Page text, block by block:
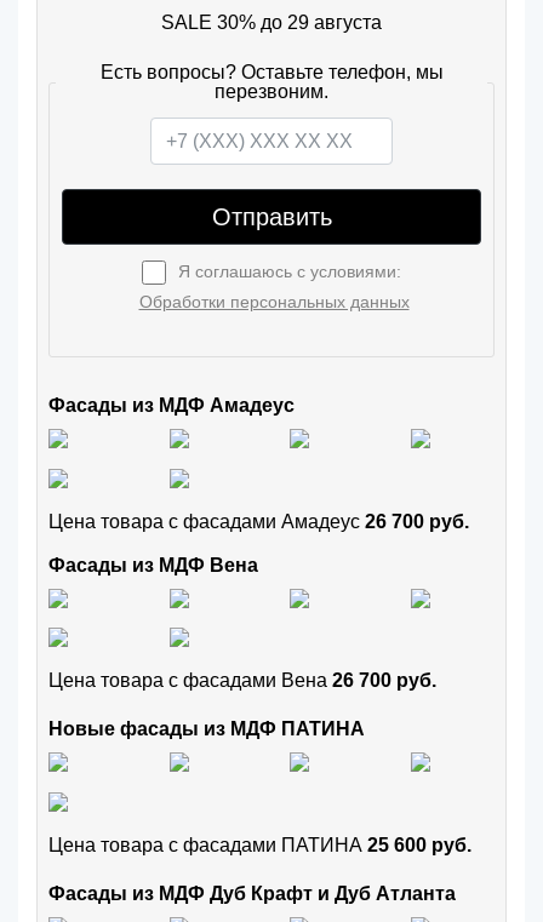
SALE 30% до 29 августа
Есть вопросы? Оставьте телефон, мы
перезвоним.
Отправить
Я соглашаюсь с условиями:
Обработки персональных данных
Фасады из МДФ Амадеус
Цена товара с фасадами Амадеус 26 700 руб.
Фасады из МДФ Вена
Цена товара с фасадами Вена 26 700 руб.
Новые фасады из МДФ ПАТИНА
Цена товара с фасадами ПАТИНА 25 600 руб.
Фасады из МДФ Дуб Крафт и Дуб Атланта